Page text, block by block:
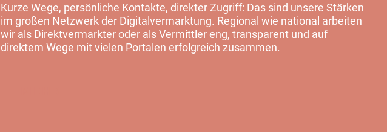
Kurze Wege, persönliche Kontakte, direkter Zugriff: Das sind unsere Stärken
im großen Netzwerk der Digitalvermarktung. Regional wie national arbeiten
wir als Direktvermarkter oder als Vermittler eng, transparent und auf
direktem Wege mit vielen Portalen erfolgreich zusammen.